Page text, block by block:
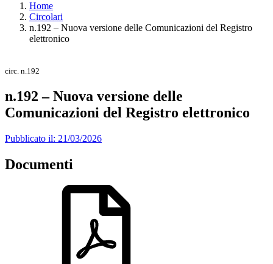
Home
Circolari
n.192 – Nuova versione delle Comunicazioni del Registro
elettronico
circ. n.192
n.192 – Nuova versione delle
Comunicazioni del Registro elettronico
Pubblicato il: 21/03/2026
Documenti